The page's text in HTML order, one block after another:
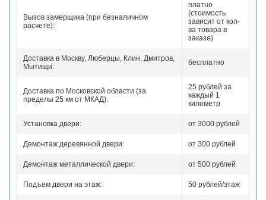
Вызов замерщика (при безналичном
расчете):
платно
(стоимость
зависит от кол-
ва товара в
заказе)
Доставка в Москву, Люберцы, Клин, Дмитров,
Мытищи:
бесплатно
Доставка по Московской области (за
пределы 25 км от МКАД):
25 рублей за
каждый 1
километр
Установка двери: от 3000 рублей
Демонтаж деревянной двери: от 300 рублей
Демонтаж металлической двери: от 500 рублей
Подъем двери на этаж: 50 рублей/этаж